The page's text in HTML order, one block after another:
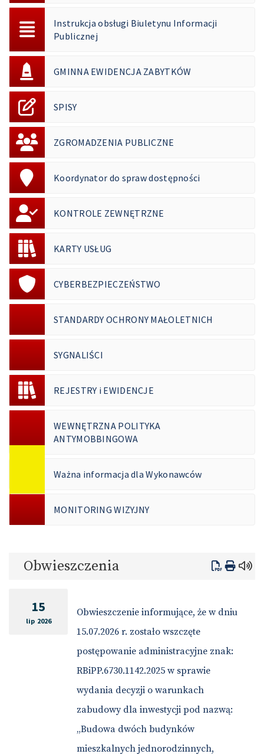
Instrukcja obsługi Biuletynu Informacji
Publicznej
GMINNA EWIDENCJA ZABYTKÓW
SPISY
ZGROMADZENIA PUBLICZNE
Koordynator do spraw dostępności
KONTROLE ZEWNĘTRZNE
KARTY USŁUG
CYBERBEZPIECZEŃSTWO
STANDARDY OCHRONY MAŁOLETNICH
SYGNALIŚCI
REJESTRY i EWIDENCJE
WEWNĘTRZNA POLITYKA
ANTYMOBBINGOWA
Ważna informacja dla Wykonawców
MONITORING WIZYJNY
Obwieszczenia
15
lip 2026
Obwieszczenie informujące, że w dniu
15.07.2026 r. zostało wszczęte
postępowanie administracyjne znak:
RBiPP.6730.1142.2025 w sprawie
wydania decyzji o warunkach
zabudowy dla inwestycji pod nazwą:
„Budowa dwóch budynków
mieszkalnych jednorodzinnych,